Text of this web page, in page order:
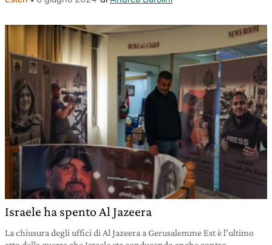
Israele ha spento Al Jazeera
La chiusura degli uffici di Al Jazeera a Gerusalemme Est è l’ultimo